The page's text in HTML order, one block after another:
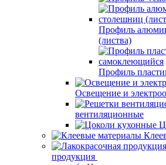
Профиль
(листва)
Профиль
Освещение и
вентиляционные
продукция